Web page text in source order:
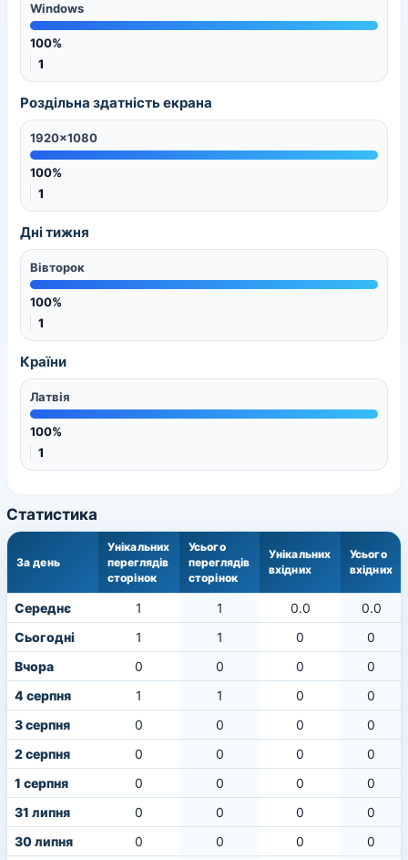
Windows
100%
1
Роздільна здатність екрана
1920x1080
100%
1
Дні тижня
Вівторок
100%
1
Країни
Латвія
100%
1
Статистика
За день
Унікальних
переглядів
сторінок
Усього
переглядів
сторінок
Унікальних
вхідних
Усього
вхідних
Середнє 1 1 0.0
0.0
Сьогодні
1 1 0
0
Вчора
0 0 0
0
4 серпня
1 1 0
0
3 серпня
0 0 0
0
2 серпня
0 0 0
0
1 серпня
0 0 0
0
31 липня
0 0 0
0
30 липня
0 0 0 0